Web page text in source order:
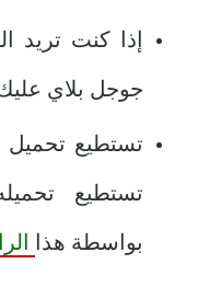
إذا كنت تريد
جوجل بلاي
تستطيع
بواسطة هذا